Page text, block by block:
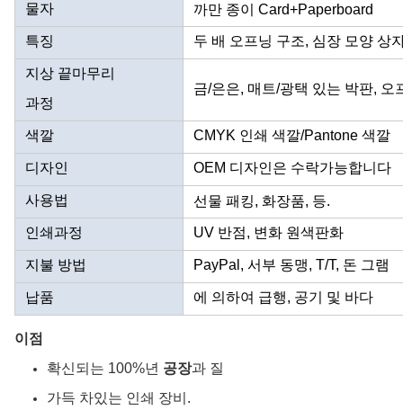
물자 까만 종이 Card+Paperboard
특징 두 배 오프닝 구조, 심장 모양 상
지상 끝마무리
과정
금/은은, 매트/광택 있는 박판, 오
색깔 CMYK 인쇄 색깔/Pantone 색깔
디자인 OEM 디자인은 수락가능합니다
사용법 선물 패킹, 화장품, 등.
인쇄과정 UV 반점, 변화 원색판화
지불 방법 PayPal, 서부 동맹, T/T, 돈 그램
납품 에 의하여 급행, 공기 및 바다
이점
확신되는 100%년 공장과 질
가득 차있는 인쇄 장비.